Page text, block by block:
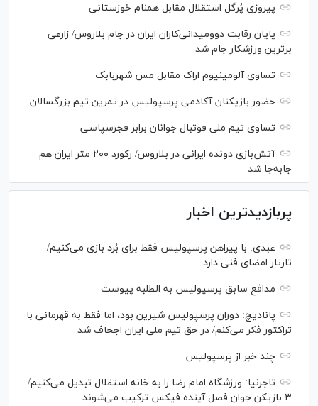
پیروزی پُرگل استقلال مقابل همنام خوزستانی
پایان رقابت دوومیدانی‌کاران ایران در جام بلاروس/ زارعی
برترین ورزشکار جام شد
تساوی آلومینیوم اراک مقابل مس شهربابک
حضور بازیکنان آکادمی پرسپولیس در تمرین تیم بزرگسالان
تساوی تیم ملی فوتبال جوانان برابر فجرسپاسی
آتش‌بازی دونده ایرانی در بلاروس/ رکورد ۲۰۰ متر ایران هم
جابه‌جا شد
پربازدیدترین اخبار
عبدی: با پیراهن پرسپولیس فقط برای بُرد بازی می‌کنیم/
تارتار امضای فنی دارد
مدافع سابق پرسپولیس به الطلبه پیوست
پانادیچ: دوران پرسپولیس شیرین بود، اما فقط به قهرمانی با
تراکتور فکر می‌کنم/ در حق تیم ملی ایران اجحاف شد
چند خبر از پرسپولیس
تاجرنیا: ورزشگاه امام رضا را به خانه استقلال تبدیل می‌کنیم/
۳ بازیکن جوان فصل آینده فیکس ترکیب می‌شوند